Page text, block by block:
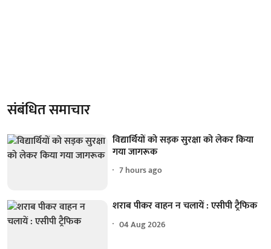
संबंधित समाचार
विद्यार्थियों को सड़क सुरक्षा को लेकर किया
गया जागरूक
7 hours ago
शराब पीकर वाहन न चलायें : एसीपी ट्रैफिक
04 Aug 2026